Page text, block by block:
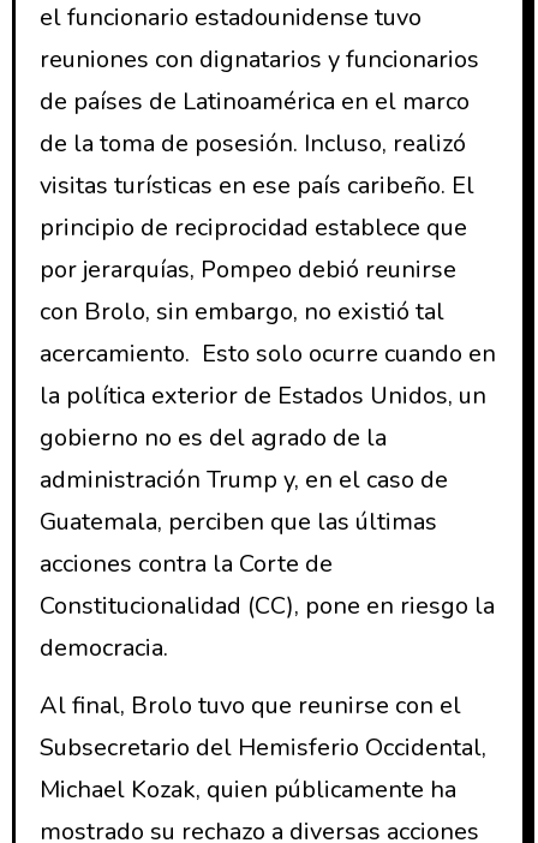
el funcionario estadounidense tuvo
reuniones con dignatarios y funcionarios
de países de Latinoamérica en el marco
de la toma de posesión. Incluso, realizó
visitas turísticas en ese país caribeño. El
principio de reciprocidad establece que
por jerarquías, Pompeo debió reunirse
con Brolo, sin embargo, no existió tal
acercamiento. Esto solo ocurre cuando en
la política exterior de Estados Unidos, un
gobierno no es del agrado de la
administración Trump y, en el caso de
Guatemala, perciben que las últimas
acciones contra la Corte de
Constitucionalidad (CC), pone en riesgo la
democracia.
Al final, Brolo tuvo que reunirse con el
Subsecretario del Hemisferio Occidental,
Michael Kozak, quien públicamente ha
mostrado su rechazo a diversas acciones